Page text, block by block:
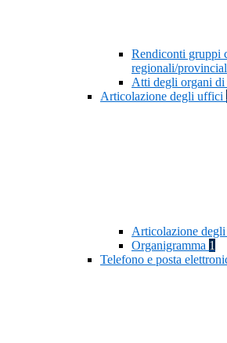
Rendiconti gruppi
regionali/
Atti degli organi
Articolazione degli uffici
Articolazione
Organigramma 1
Telefono e posta